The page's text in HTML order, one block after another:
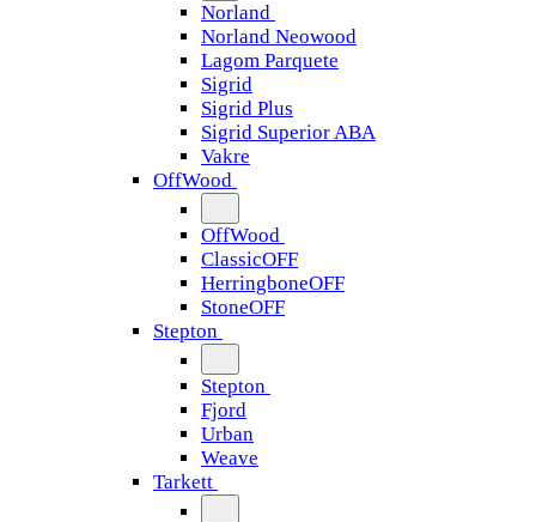
Norland
Norland Neowood
Lagom Parquete
Sigrid
Sigrid Plus
Sigrid Superior ABA
Vakre
OffWood
OffWood
ClassicOFF
HerringboneOFF
StoneOFF
Stepton
Stepton
Fjord
Urban
Weave
Tarkett